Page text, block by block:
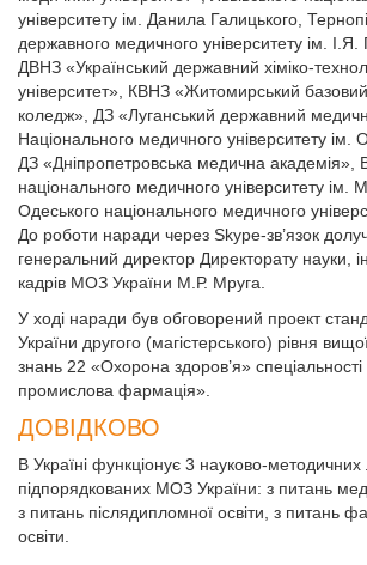
університету ім. Данила Галицького,
державного медичного університету ім. І.Я.
ДВНЗ «Український державний хіміко-
університет», КВНЗ «Житомирський
коледж», ДЗ «Луганський державний
Національного медичного університету ім.
ДЗ «Дніпропетровська медична академія»,
національного медичного університету ім.
Одеського національного медичного
До роботи наради через Skype-зв’язок
генеральний директор Директорату науки,
кадрів МОЗ України М.Р. Мруга.
У ході наради був обговорений проект
України другого (магістерського) рівня вищої
знань 22 «Охорона здоров’я»
промислова фармація».
ДОВІДКОВО
В Україні функціонує 3 науково-методичних
підпорядкованих МОЗ України: з питань
з питань післядип­ломної освіти, з питань
освіти.